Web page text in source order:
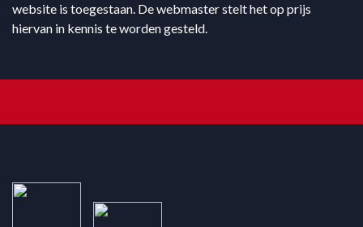
website is toegestaan. De webmaster stelt het op prijs
hiervan in kennis te worden gesteld.